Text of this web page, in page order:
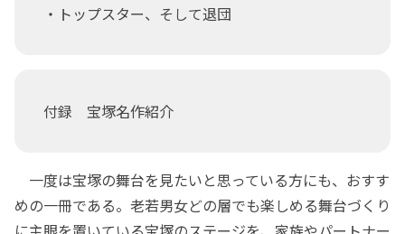
・トップスター、そして退団
付録 宝塚名作紹介
一度は宝塚の舞台を見たいと思っている方にも、おすす
めの一冊である。老若男女どの層でも楽しめる舞台づくり